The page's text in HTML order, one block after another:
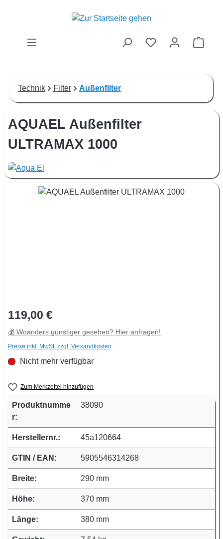
Zum Hauptinhalt springen
Technik Filter Außenfilter
AQUAEL Außenfilter
ULTRAMAX 1000
Bildergalerie überspringen
Regulärer Preis:
119,00 €
💰 Woanders günstiger gesehen? Hier anfragen!
Preise inkl. MwSt. zzgl. Versandkosten
Nicht mehr verfügbar
Zum Merkzettel hinzufügen
Produktnumme
r:
38090
Herstellernr.: 45a120664
GTIN / EAN: 5905546314268
Breite: 290 mm
Höhe: 370 mm
Länge: 380 mm